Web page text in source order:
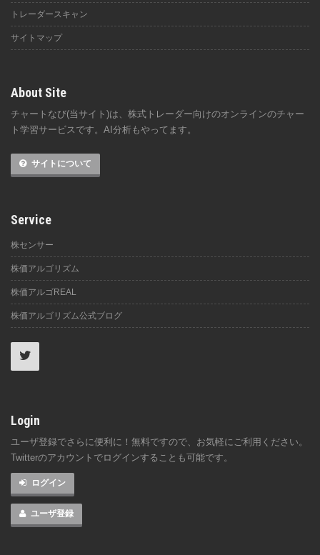
トレーダースキャン
サイトマップ
About Site
チャートなび(当サイト)は、株式トレーダー向けのオンラインのチャー
ト学習サービスです。AI分析もやってます。
サイトについて
Service
株センサー
株価アルゴリズム
株価アルゴREAL
株価アルゴリズム公式ブログ
Login
ユーザ登録でさらに便利に！無料ですので、お気軽にご利用ください。
Twitterのアカウントでログインすることも可能です。
ログイン
ユーザ登録